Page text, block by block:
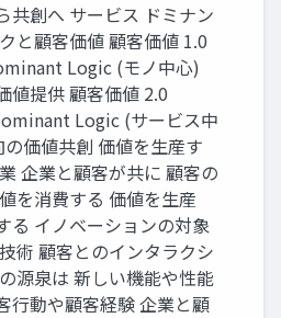
共創へ サービス ドミナン
と顧客価値 顧客価値 1.0
Logic (モノ中心)
値提供 顧客価値 2.0
Logic (サービス中
価値共創 価値を生産す
企業と顧客が共に 顧客の
を消費する 価値を生産
る イノベーションの対象
術 顧客とのインタラクシ
源泉は 新しい機能や性能
行動や顧客経験 企業と顧